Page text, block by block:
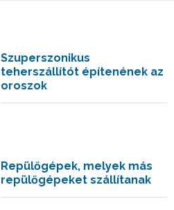
Szuperszonikus
teherszállítót építenének az
oroszok
Repülőgépek, melyek más
repülőgépeket szállítanak